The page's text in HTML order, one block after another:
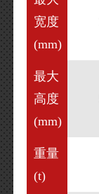
宽度
(mm)
最大
高度
(mm)
重量
(t)